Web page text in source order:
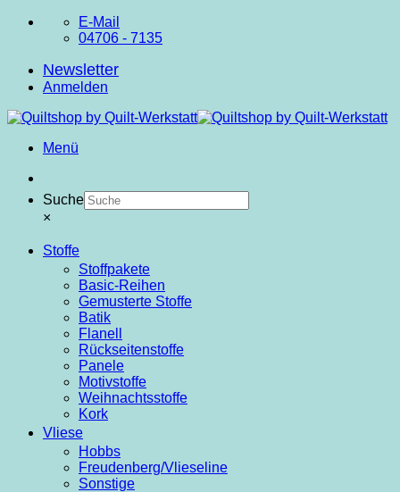
Zum
E-Mail
04706 - 7135
Newsletter
Anmelden
Menü
Suche
×
Stoffe
Stoffpakete
Basic-Reihen
Gemusterte Stoffe
Batik
Flanell
Rückseitenstoffe
Panele
Motivstoffe
Weihnachtsstoffe
Kork
Vliese
Hobbs
Freudenberg/Vlieseline
Sonstige